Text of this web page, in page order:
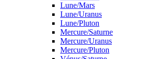
Lune/Mars
Lune/Uranus
Lune/Pluton
Mercure/Saturne
Mercure/Uranus
Mercure/Pluton